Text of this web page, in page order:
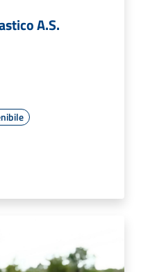
A.S.